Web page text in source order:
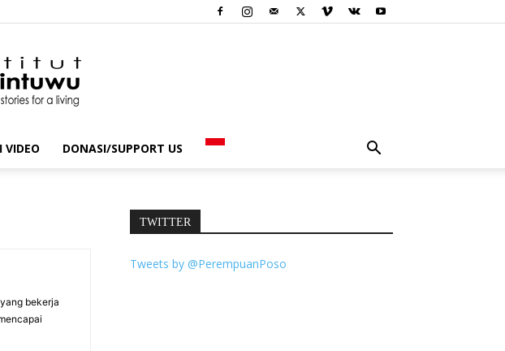
VIDEO DONASI/SUPPORT US
bekerja
TWITTER
Tweets by @PerempuanPoso